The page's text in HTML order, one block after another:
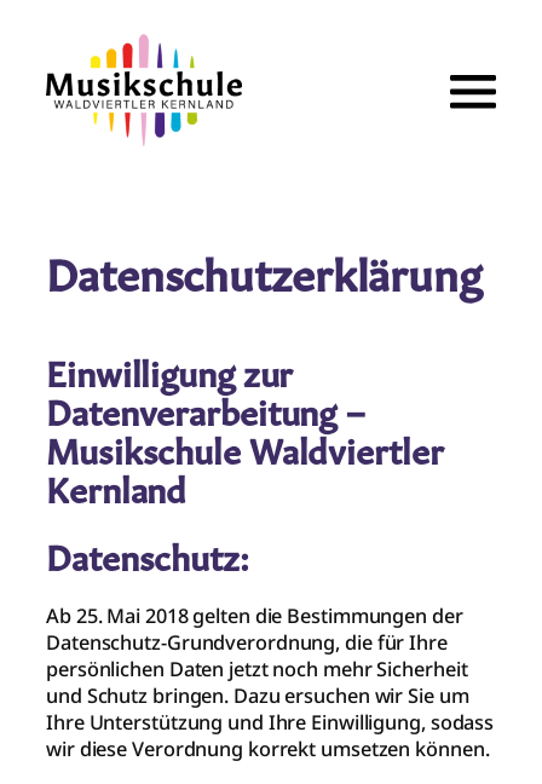
springen
Datenschutzerklärung
Einwilligung zur
Datenverarbeitung –
Musikschule Waldviertler
Kernland
Datenschutz:
Ab 25. Mai 2018 gelten die Bestimmungen der
Datenschutz-Grundverordnung, die für Ihre
persönlichen Daten jetzt noch mehr Sicherheit
und Schutz bringen. Dazu ersuchen wir Sie um
Ihre Unterstützung und Ihre Einwilligung, sodass
wir diese Verordnung korrekt umsetzen können.